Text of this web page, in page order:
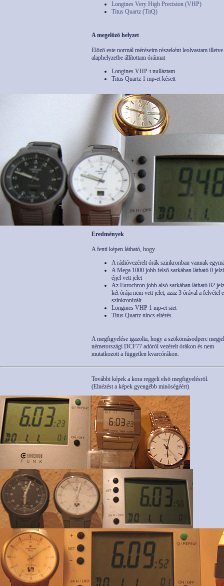
Longines Very High Precision (VHP)
Titus Quartz (TitQ)
A megelözö helyzet
Elözö este normál méréseim részeként leolvastam illetve
alaphelyzetbe állítottam óráimat
Longines VHP-t nulláztam
Titus Quartz 1 mp-et késett
Eredmények
A fenti képen látható, hogy
A rádióvezérelt órák szinkronban vannak
A Mega 1000 jobb felsö sarkában látható 0
éjjel vett jelet
Az Eurochron jobb alsó sarkában látható 02
két órája nem vett jelet, azaz 3 órával a felvétel
szinkronizált
Longines VHP 1 mp-et siet
Titus Quartz nincs eltérés.
A megfigyelése igazolta, hogy a szökömásodperc
németországi DCF77 adóról vezérelt órákon és nem
mutatkozott a független kvarcórákon.
További képek a kora reggeli elsö megfigyelésröl.
(Elnézést a képek gyengébb minöségéért)